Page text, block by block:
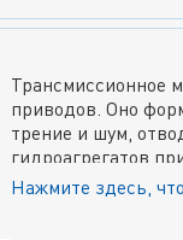
ACEA (Европа)—
Моторное масло 1
Трансмиссионное
приводов. Оно
трение и шум,
гидроагрегатов
обеспечивающей
Нажмите здесь,